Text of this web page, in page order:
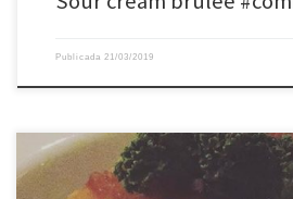
Publicada 21/03/2019